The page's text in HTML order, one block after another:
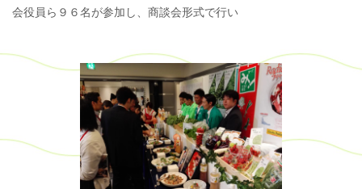
会役員ら９６名が参加し、商談会形式で行い